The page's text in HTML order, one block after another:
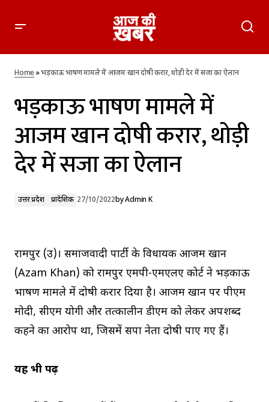
ऐलान
Home»भड़काऊ भाषण मामले में आजम खान दोषी करार, थोड़ी देर में सजा का ऐलान
भड़काऊ भाषण मामले में
आजम खान दोषी करार, थोड़ी
देर में सजा का ऐलान
उत्तर प्रदेश प्रादेशिक 27/10/2022byAdmin K
रामपुर (उप्र)। समाजवादी पार्टी के विधायक आजम खान
(Azam Khan) को रामपुर एमपी-एमएलए कोर्ट ने भड़काऊ
भाषण मामले में दोषी करार दिया है। आजम खान पर पीएम
मोदी, सीएम योगी और तत्कालीन डीएम को लेकर अपशब्द
कहने का आरोप था, जिसमें सपा नेता दोषी पाए गए हैं।
यह भी पढ़ें